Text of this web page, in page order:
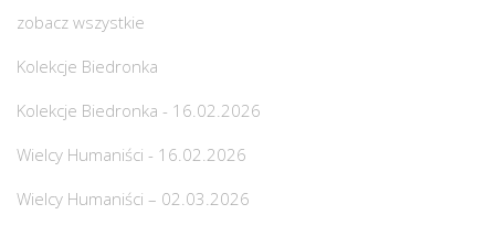
zobacz wszystkie
Kolekcje Biedronka
Kolekcje Biedronka - 16.02.2026
Wielcy Humaniści - 16.02.2026
Wielcy Humaniści – 02.03.2026